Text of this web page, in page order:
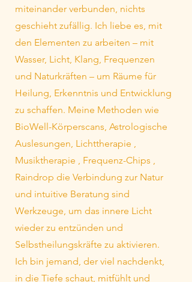
miteinander verbunden, nichts
geschieht zufällig. Ich liebe es, mit
den Elementen zu arbeiten – mit
Wasser, Licht, Klang, Frequenzen
und Naturkräften – um Räume für
Heilung, Erkenntnis und Entwicklung
zu schaffen. Meine Methoden wie
BioWell-Körperscans, Astrologische
Auslesungen, Lichttherapie ,
Musiktherapie , Frequenz-Chips ,
Raindrop die Verbindung zur Natur
und intuitive Beratung sind
Werkzeuge, um das innere Licht
wieder zu entzünden und
Selbstheilungskräfte zu aktivieren.
Ich bin jemand, der viel nachdenkt,
in die Tiefe schaut, mitfühlt und